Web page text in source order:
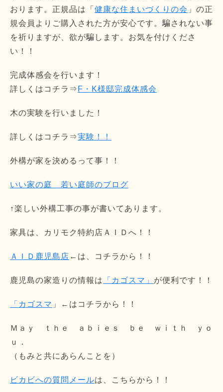
おります。正規品は「 健康な住まいづくりの会 」の正
規会員よりご購入された方が安心です。騙されない事
を祈りますが、欲が騙します。お気を付けくださ
い！！
完成体感会を行います！
詳しくはコチラ⇒ F・K様邸完成体感会
木の実験を行いました！
詳しくはコチラ⇒実験！！
外構が家を決めるって事！！
いい家の庭 若い庭師のブログ
↑楽しい外構工事の事が書いてあります。
家具は、カリモク特約店ＡＩＤへ！！
ＡＩＤ鹿児島店 ←は、コチラから！！
鹿児島の家造りの情報は 「カゴスマ」 が便利です！！
「カゴスマ 」←はコチラから！！
Ｍａｙ ｔｈｅ ａｂｉｅｓ ｂｅ ｗｉｔｈ ｙｏ
ｕ．
（もみと共にあらんことを）
ビカビへの質問メールは、こちらから！！